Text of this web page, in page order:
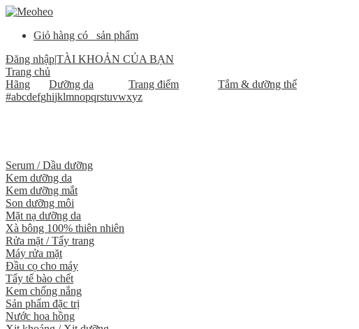
Giỏ hàng có
sản phẩm
Đăng nhập|TÀI KHOẢN CỦA BẠN
Trang chủ
Hãng
Dưỡng da Trang điểm Tắm & dưỡng thể
#abcdefghijklmnopqrstuvwxyz
Serum / Dầu dưỡng
Kem dưỡng da
Kem dưỡng mắt
Son dưỡng môi
Mặt nạ dưỡng da
Xà bông 100% thiên nhiên
Rửa mặt / Tẩy trang
Máy rửa mặt
Đầu cọ cho máy
Tẩy tế bào chết
Kem chống nắng
Sản phẩm đặc trị
Nước hoa hồng